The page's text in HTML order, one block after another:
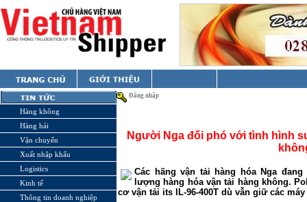
Hàng không
Hàng hải
Vận chuyển
Xuất nhập khẩu
Logistics
Kinh tế
Thông tin doanh nghiệp
Đăng nhập
Người Nga đối phó với tình hình
Các hãng vận tải hàng hóa Nga
lượng hàng hóa vận tải hàng không.
cơ vận tải its IL-96-400T dù vẫn giữ các máy